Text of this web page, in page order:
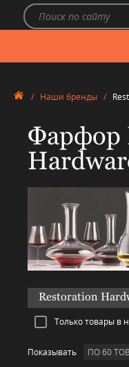
/ Наши бренды /
Фарфор
Restoration
Только товары в
Показывать ПО 60